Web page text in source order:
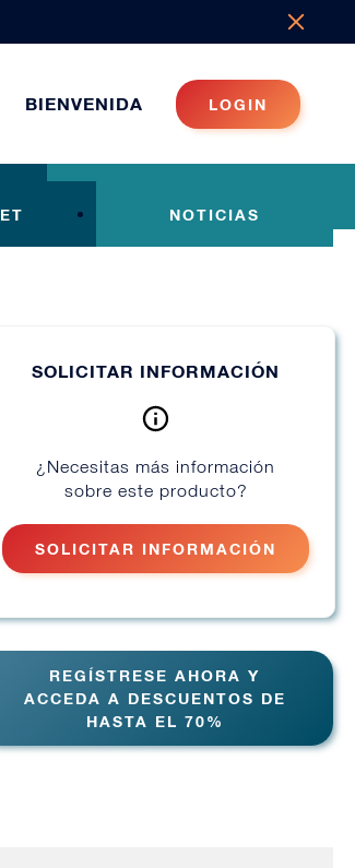
BIENVENIDA LOGIN
NOTICIAS
SOLICITAR INFORMACIÓN
¿Necesitas más información
sobre este producto?
SOLICITAR INFORMACIÓN
REGÍSTRESE AHORA Y
ACCEDA A DESCUENTOS DE
HASTA EL 70%